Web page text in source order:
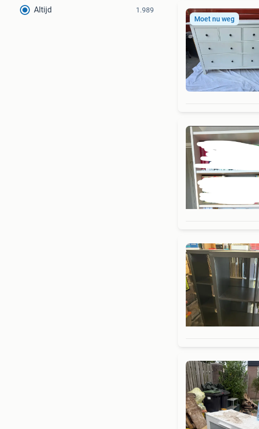
Altijd 1.989
Moet nu weg